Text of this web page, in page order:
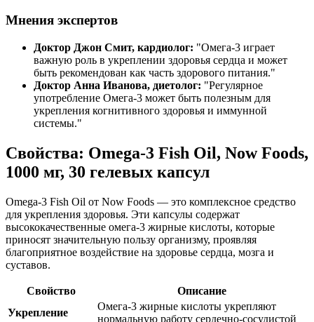
Мнения экспертов
Доктор Джон Смит, кардиолог: "Омега-3 играет
важную роль в укреплении здоровья сердца и может
быть рекомендован как часть здорового питания."
Доктор Анна Иванова, диетолог: "Регулярное
употребление Омега-3 может быть полезным для
укрепления когнитивного здоровья и иммунной
системы."
Свойства: Omega-3 Fish Oil, Now Foods,
1000 мг, 30 гелевых капсул
Omega-3 Fish Oil от Now Foods — это комплексное средство
для укрепления здоровья. Эти капсулы содержат
высококачественные омега-3 жирные кислоты, которые
приносят значительную пользу организму, проявляя
благоприятное воздействие на здоровье сердца, мозга и
суставов.
Свойство
Описание
Укрепление
Омега-3 жирные кислоты укрепляют
нормальную работу сердечно-сосудистой